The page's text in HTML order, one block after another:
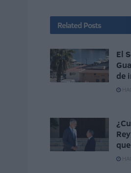
Related Posts
El
de